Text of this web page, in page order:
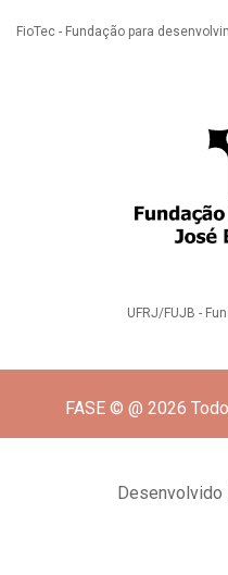
FioTec - Fundação para
UFRJ/FUJB -
FASE © @ 2026
Desenvolvido